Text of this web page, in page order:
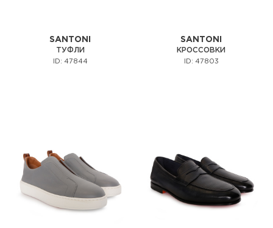
SANTONI
ТУФЛИ
ID: 47844
SANTONI
КРОССОВКИ
ID: 47803